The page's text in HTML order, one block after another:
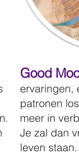
Good
ervaringen,
patronen
meer in
Je zal dan
leven staan.